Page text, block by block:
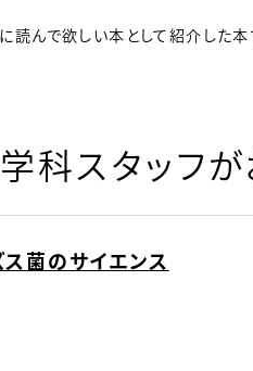
んで欲しい本として紹介した本
科スタッフ
菌のサイエンス